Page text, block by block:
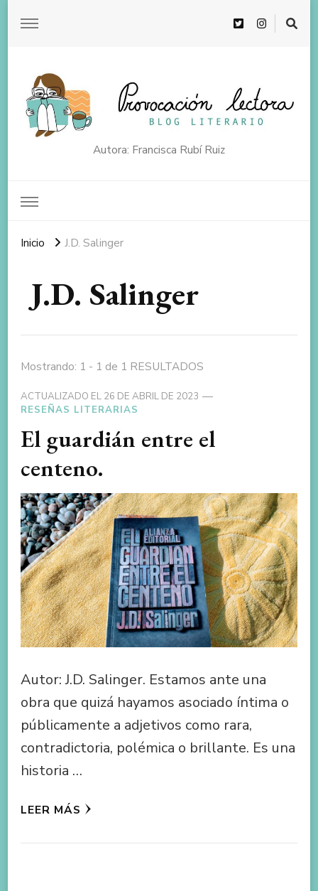
Autora: Francisca Rubí Ruiz
Inicio J.D. Salinger
J.D. Salinger
Mostrando: 1 - 1 de 1 RESULTADOS
ACTUALIZADO EL 26 DE ABRIL DE 2023
RESEÑAS LITERARIAS
El guardián entre el
centeno.
Autor: J.D. Salinger. Estamos ante una
obra que quizá hayamos asociado íntima o
públicamente a adjetivos como rara,
contradictoria, polémica o brillante. Es una
historia …
LEER MÁS